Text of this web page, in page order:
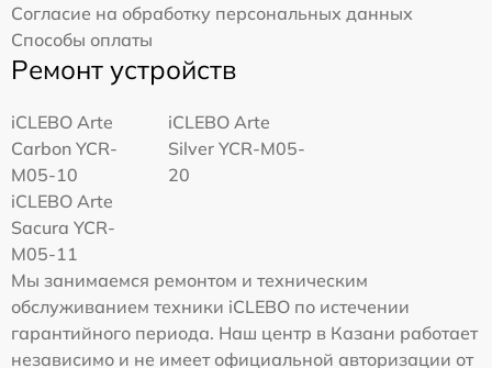
Согласие на обработку персональных данных
Способы оплаты
Ремонт устройств
iCLEBO Arte
Carbon YCR-
M05-10
iCLEBO Arte
Silver YCR-M05-
20
iCLEBO Arte
Sacura YCR-
M05-11
Мы занимаемся ремонтом и техническим
обслуживанием техники iCLEBO по истечении
гарантийного периода. Наш центр в Казани работает
независимо и не имеет официальной авторизации от